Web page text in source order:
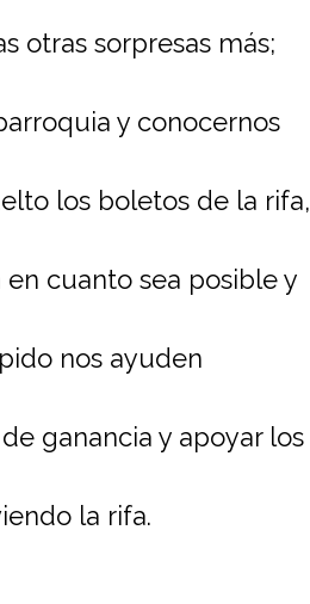
otras sorpresas más;
y conocernos
los boletos de la rifa,
cuanto sea posible y
nos ayuden
ganancia y apoyar los
la rifa.